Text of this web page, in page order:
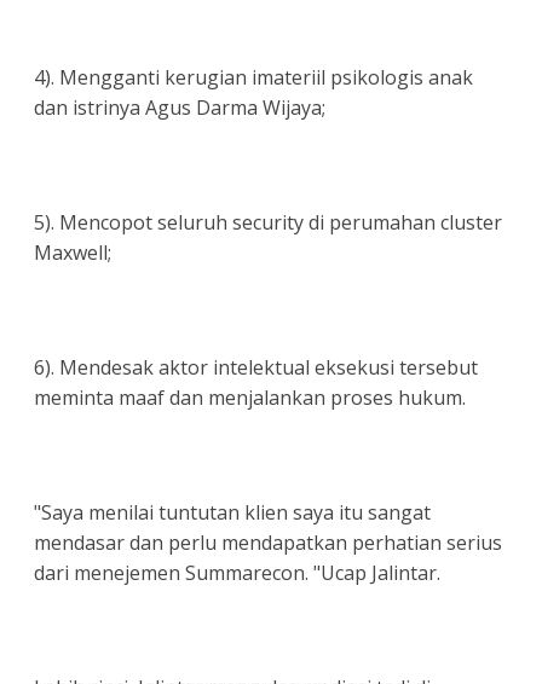
4). Mengganti kerugian imateriil psikologis anak
dan istrinya Agus Darma Wijaya;
5). Mencopot seluruh security di perumahan cluster
Maxwell;
6). Mendesak aktor intelektual eksekusi tersebut
meminta maaf dan menjalankan proses hukum.
"Saya menilai tuntutan klien saya itu sangat
mendasar dan perlu mendapatkan perhatian serius
dari menejemen Summarecon. "Ucap Jalintar.